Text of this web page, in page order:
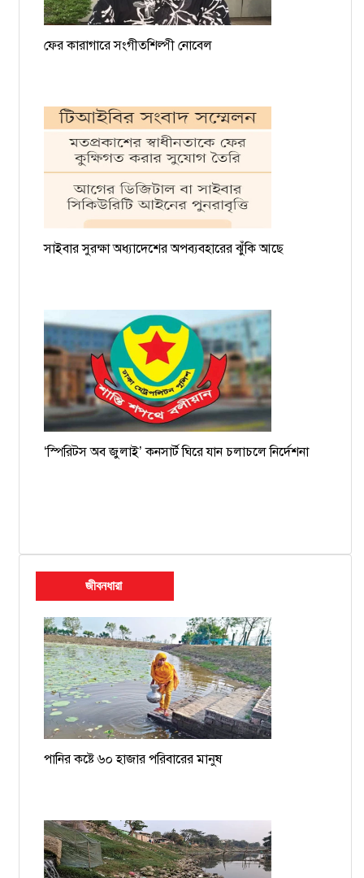
ফের কারাগারে সংগীতশিল্পী নোবেল
সাইবার সুরক্ষা অধ্যাদেশের অপব্যবহারের ঝুঁকি আছে
‘স্পিরিটস অব জুলাই’ কনসার্ট ঘিরে যান চলাচলে নির্দেশনা
জীবনধারা
পানির কষ্টে ৬০ হাজার পরিবারের মানুষ